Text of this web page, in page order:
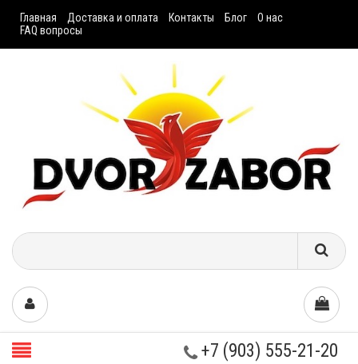
Главная Доставка и оплата Контакты Блог
О нас
FAQ вопросы
+7 (903) 555-21-20